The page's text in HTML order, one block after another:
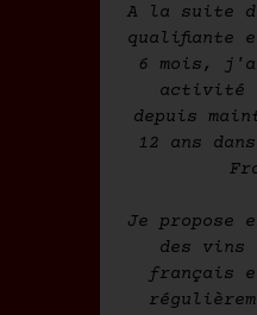
A la suite
qualifiante
6 mois, j'ai
activité
depuis
12 ans
Je propose
des vins
français